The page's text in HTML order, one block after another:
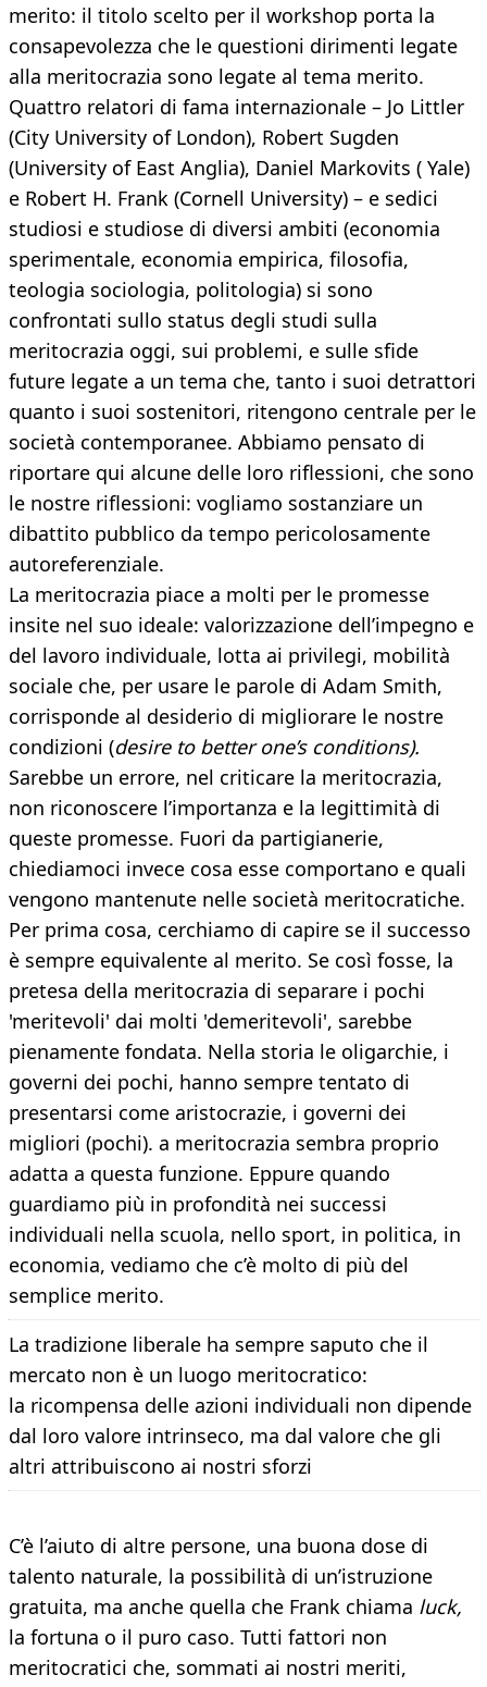
merito: il titolo scelto per il workshop porta la
consapevolezza che le questioni dirimenti legate
alla meritocrazia sono legate al tema merito.
Quattro relatori di fama internazionale – Jo Littler
(City University of London), Robert Sugden
(University of East Anglia), Daniel Markovits ( Yale)
e Robert H. Frank (Cornell University) – e sedici
studiosi e studiose di diversi ambiti (economia
sperimentale, economia empirica, filosofia,
teologia sociologia, politologia) si sono
confrontati sullo status degli studi sulla
meritocrazia oggi, sui problemi, e sulle sfide
future legate a un tema che, tanto i suoi detrattori
quanto i suoi sostenitori, ritengono centrale per le
società contemporanee. Abbiamo pensato di
riportare qui alcune delle loro riflessioni, che sono
le nostre riflessioni: vogliamo sostanziare un
dibattito pubblico da tempo pericolosamente
autoreferenziale.
La meritocrazia piace a molti per le promesse
insite nel suo ideale: valorizzazione dell’impegno e
del lavoro individuale, lotta ai privilegi, mobilità
sociale che, per usare le parole di Adam Smith,
corrisponde al desiderio di migliorare le nostre
condizioni (desire to better one’s conditions).
Sarebbe un errore, nel criticare la meritocrazia,
non riconoscere l’importanza e la legittimità di
queste promesse. Fuori da partigianerie,
chiediamoci invece cosa esse comportano e quali
vengono mantenute nelle società meritocratiche.
Per prima cosa, cerchiamo di capire se il successo
è sempre equivalente al merito. Se così fosse, la
pretesa della meritocrazia di separare i pochi
'meritevoli' dai molti 'demeritevoli', sarebbe
pienamente fondata. Nella storia le oligarchie, i
governi dei pochi, hanno sempre tentato di
presentarsi come aristocrazie, i governi dei
migliori (pochi). a meritocrazia sembra proprio
adatta a questa funzione. Eppure quando
guardiamo più in profondità nei successi
individuali nella scuola, nello sport, in politica, in
economia, vediamo che c’è molto di più del
semplice merito.
La tradizione liberale ha sempre saputo che il
mercato non è un luogo meritocratico:
la ricompensa delle azioni individuali non dipende
dal loro valore intrinseco, ma dal valore che gli
altri attribuiscono ai nostri sforzi
C’è l’aiuto di altre persone, una buona dose di
talento naturale, la possibilità di un’istruzione
gratuita, ma anche quella che Frank chiama luck,
la fortuna o il puro caso. Tutti fattori non
meritocratici che, sommati ai nostri meriti,